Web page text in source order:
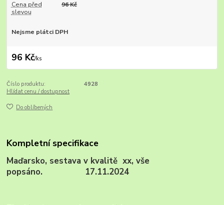
Cena před
slevou
96 Kč
Nejsme plátci DPH
96 Kč/ks
Číslo produktu:
4928
Hlídat cenu / dostupnost
Do oblíbených
Kompletní specifikace
Maďarsko, sestava v kvalitě xx, vše
popsáno. 17.11.2024